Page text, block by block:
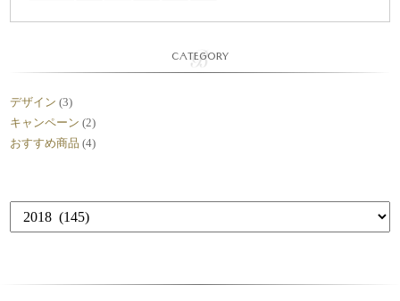
CATEGORY
デザイン (3)
キャンペーン (2)
おすすめ商品 (4)